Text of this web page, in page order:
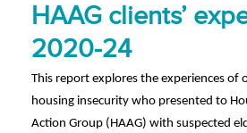
HAAG clients’
2020-24
This report explores the experiences of
housing insecurity who presented to
Action Group (HAAG) with suspected